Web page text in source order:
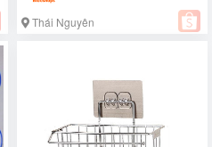
Thái Nguyên